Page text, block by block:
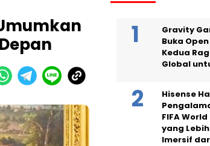
Gravity
Buka
Kedua
Global
Hisense
FIFA
yang
Imersif